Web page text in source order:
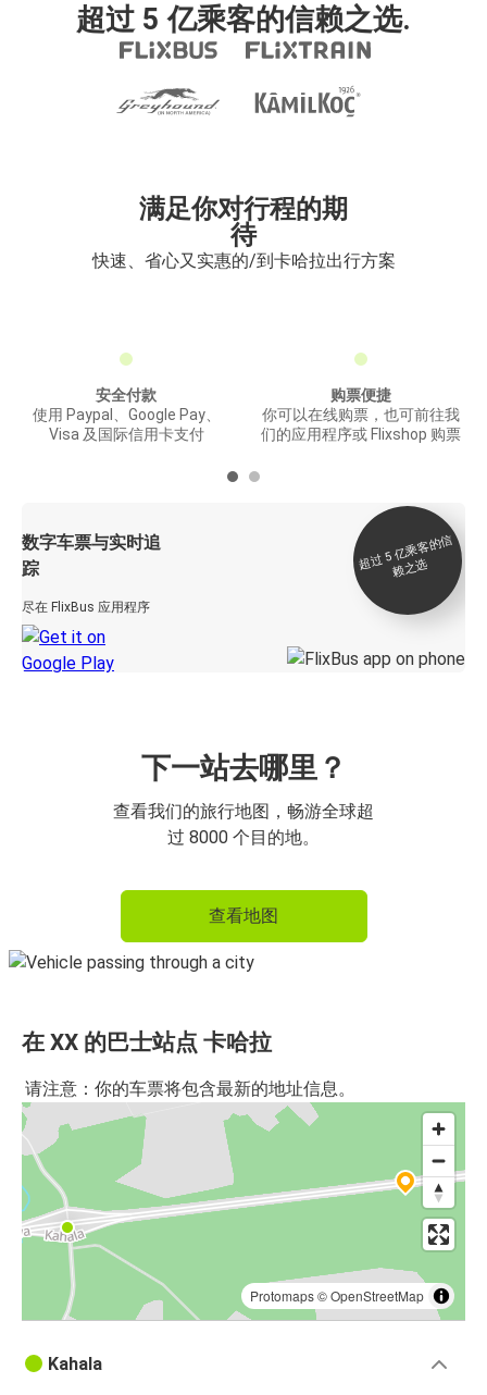
超过 5 亿乘客的信赖之选.
满足你对行程的期
待
快速、省心又实惠的/到卡哈拉出行方案
安全付款
使用 Paypal、Google Pay、
Visa 及国际信用卡支付
购票便捷
你可以在线购票，也可前往我
们的应用程序或 Flixshop 购票
数字车票与实时追
踪
尽在 FlixBus 应用程序
超
过 5
亿
乘
客
的
信
赖
之
选
下一站去哪里？
查看我们的旅行地图，畅游全球超
过 8000 个目的地。
查看地图
在 XX 的巴士站点 卡哈拉
请注意：你的车票将包含最新的地址信息。
Protomaps©OpenStreetMap
Kahala